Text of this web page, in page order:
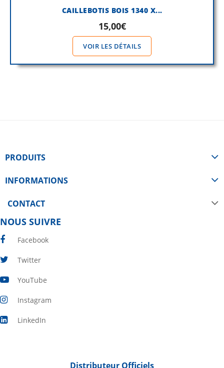
CAILLEBOTIS BOIS 1340 X...
15,00€
VOIR LES DÉTAILS
PRODUITS
INFORMATIONS
CONTACT
NOUS SUIVRE
Facebook
Twitter
YouTube
Instagram
LinkedIn
Distributeur Officiels